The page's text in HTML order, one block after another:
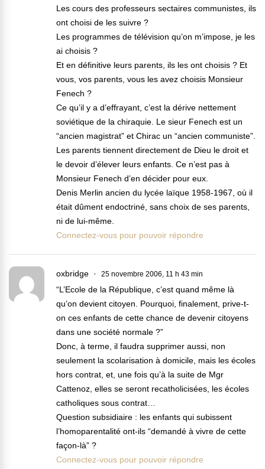
Les cours des professeurs sectaires communistes, ils
ont choisi de les suivre ?
Les programmes de télévision qu’on m’impose, je les
ai choisis ?
Et en définitive leurs parents, ils les ont choisis ? Et
vous, vos parents, vous les avez choisis Monsieur
Fenech ?
Ce qu’il y a d’effrayant, c’est la dérive nettement
soviétique de la chiraquie. Le sieur Fenech est un
“ancien magistrat” et Chirac un “ancien communiste”.
Les parents tiennent directement de Dieu le droit et
le devoir d’élever leurs enfants. Ce n’est pas à
Monsieur Fenech d’en décider pour eux.
Denis Merlin ancien du lycée laïque 1958-1967, où il
était dûment endoctriné, sans choix de ses parents,
ni de lui-même.
Connectez-vous pour pouvoir répondre
oxbridge 25 novembre 2006, 11 h 43 min
“L’Ecole de la République, c’est quand même là
qu’on devient citoyen. Pourquoi, finalement, prive-t-
on ces enfants de cette chance de devenir citoyens
dans une société normale ?”
Donc, à terme, il faudra supprimer aussi, non
seulement la scolarisation à domicile, mais les écoles
hors contrat, et, une fois qu’à la suite de Mgr
Cattenoz, elles se seront recatholicisées, les écoles
catholiques sous contrat…
Question subsidiaire : les enfants qui subissent
l’homoparentalité ont-ils “demandé à vivre de cette
façon-là” ?
Connectez-vous pour pouvoir répondre